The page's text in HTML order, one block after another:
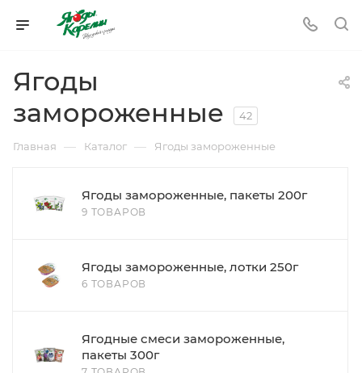
Ягоды
замороженные
42
Главная — Каталог — Ягоды замороженные
Ягоды замороженные, пакеты 200г
9 ТОВАРОВ
Ягоды замороженные, лотки 250г
6 ТОВАРОВ
Ягодные смеси замороженные,
пакеты 300г